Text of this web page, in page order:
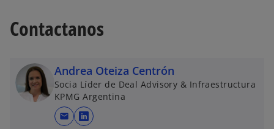
Contactanos
Andrea Oteiza Centrón
Socia Líder de Deal Advisory & Infraestructura
KPMG Argentina
mail
o